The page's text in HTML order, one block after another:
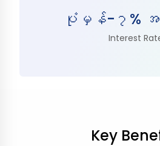
ပုံမှန်-၇% အ
Interest
Key